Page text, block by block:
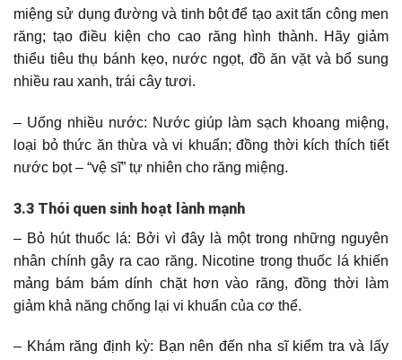
miệng sử dụng đường và tinh bột để tạo axit tấn công men
răng; tạo điều kiện cho cao răng hình thành. Hãy giảm
thiểu tiêu thụ bánh kẹo, nước ngọt, đồ ăn vặt và bổ sung
nhiều rau xanh, trái cây tươi.
– Uống nhiều nước: Nước giúp làm sạch khoang miệng,
loại bỏ thức ăn thừa và vi khuẩn; đồng thời kích thích tiết
nước bọt – “vệ sĩ” tự nhiên cho răng miệng.
3.3 Thói quen sinh hoạt lành mạnh
– Bỏ hút thuốc lá: Bởi vì đây là một trong những nguyên
nhân chính gây ra cao răng. Nicotine trong thuốc lá khiến
mảng bám bám dính chặt hơn vào răng, đồng thời làm
giảm khả năng chống lại vi khuẩn của cơ thể.
– Khám răng định kỳ: Bạn nên đến nha sĩ kiểm tra và lấy